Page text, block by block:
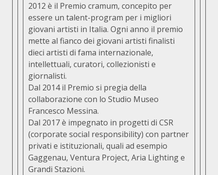
2012 è il Premio cramum, concepito per
essere un talent-program per i migliori
giovani artisti in Italia. Ogni anno il premio
mette al fianco dei giovani artisti finalisti
dieci artisti di fama internazionale,
intellettuali, curatori, collezionisti e
giornalisti.
Dal 2014 il Premio si pregia della
collaborazione con lo Studio Museo
Francesco Messina.
Dal 2017 è impegnato in progetti di CSR
(corporate social responsibility) con partner
privati e istituzionali, quali ad esempio
Gaggenau, Ventura Project, Aria Lighting e
Grandi Stazioni.